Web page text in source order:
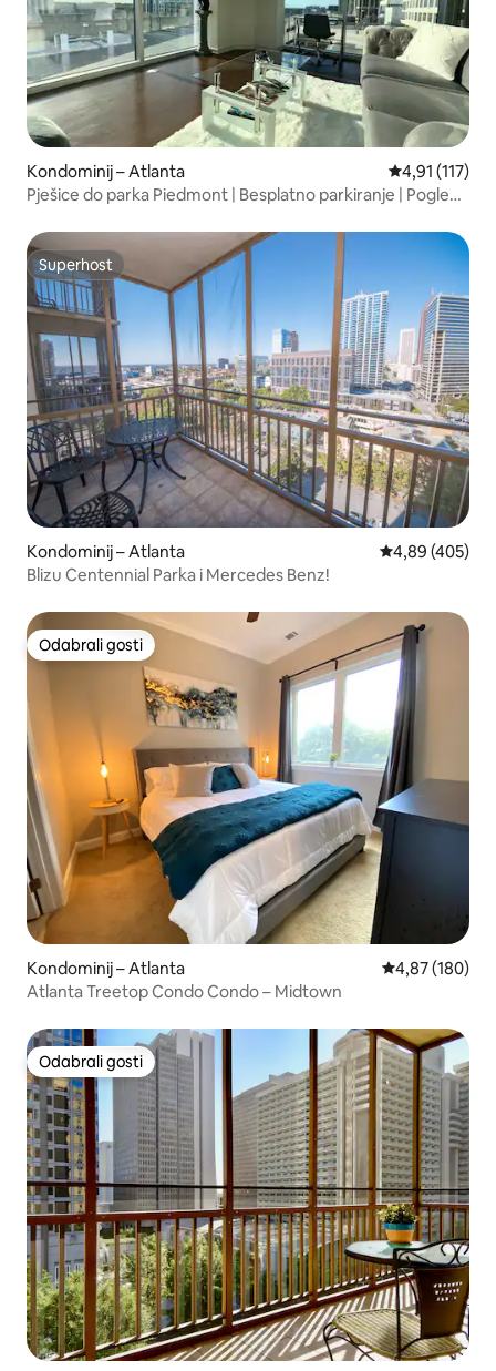
Kondominij – Atlanta Prosječna
4,91 (117)
Pješice do parka Piedmont | Besplatno parkiranje | Pogled
Superhost
Superhost
Kondominij – Atlanta Prosječna
4,89 (405)
Blizu Centennial Parka i Mercedes Benz!
Odabrali gosti
Odabrali gosti
Kondominij – Atlanta Prosječna
4,87 (180)
Atlanta Treetop Condo Condo – Midtown
Odabrali gosti
Odabrali gosti